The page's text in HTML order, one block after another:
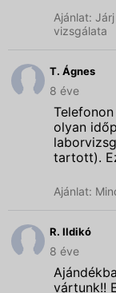
Ajánlat:
vizsgálata
T. Ágnes
8 éve
olyan
tartott).
Ajánlat:
R. Ildikó
8 éve
vártunk!!